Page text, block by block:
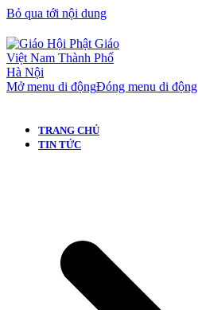
Bỏ qua tới nội dung
Mở menu di độngĐóng menu di động
TRANG CHỦ
TIN TỨC